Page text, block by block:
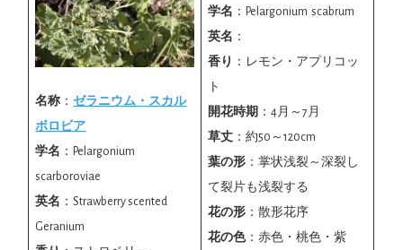
名称 ：ゼラニウム・スカル
ボロビア
学名 ：Pelargonium
scarboroviae
英名 ：Strawberry scented
Geranium
学名 ：Pelargonium scabrum
英名 ：
香り
：レモン・アプリコッ
ト
開花時期 ：4月～7月
草丈 ：約50～120cm
葉の形 ：掌状浅裂～深裂し
て裂片も浅裂する
花の形 ：散形花序
花の色：赤色・桃色・紫